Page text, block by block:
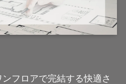
フロアで完結する快適さ